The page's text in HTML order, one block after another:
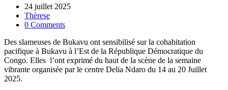
24 juillet 2025
Thèrese
0 Comments
Des slameuses de Bukavu ont sensibilisé sur la cohabitation
pacifique à Bukavu à l’Est de la République Démocratique du
Congo. Elles l’ont exprimé du haut de la scène de la semaine
vibrante organisée par le centre Delia Ndaro du 14 au 20 Juillet
2025.